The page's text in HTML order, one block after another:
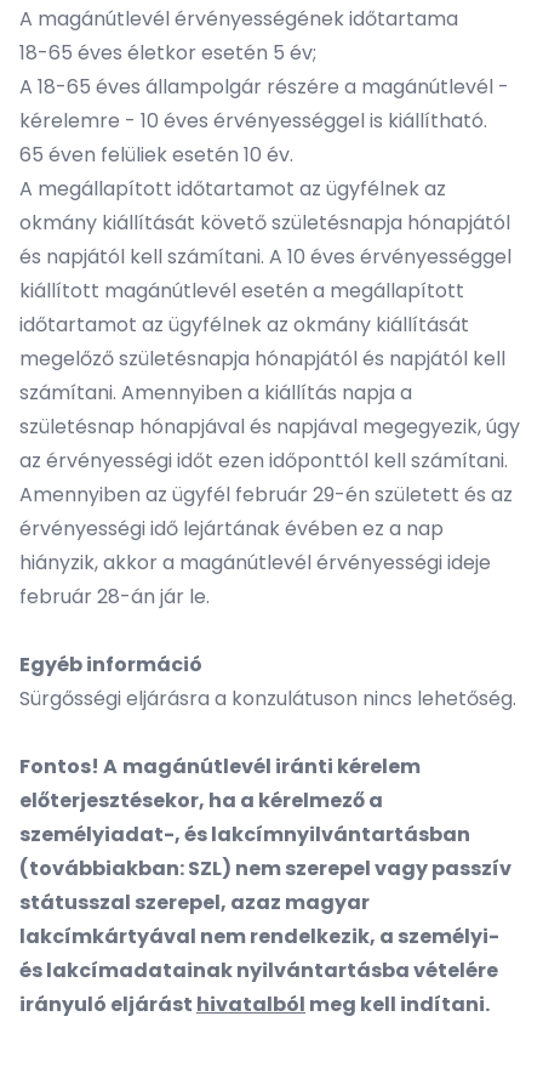
A magánútlevél érvényességének időtartama
18-65 éves életkor esetén 5 év;
A 18-65 éves állampolgár részére a magánútlevél -
kérelemre - 10 éves érvényességgel is kiállítható.
65 éven felüliek esetén 10 év.
A megállapított időtartamot az ügyfélnek az
okmány kiállítását követő születésnapja hónapjától
és napjától kell számítani. A 10 éves érvényességgel
kiállított magánútlevél esetén a megállapított
időtartamot az ügyfélnek az okmány kiállítását
megelőző születésnapja hónapjától és napjától kell
számítani. Amennyiben a kiállítás napja a
születésnap hónapjával és napjával megegyezik, úgy
az érvényességi időt ezen időponttól kell számítani.
Amennyiben az ügyfél február 29-én született és az
érvényességi idő lejártának évében ez a nap
hiányzik, akkor a magánútlevél érvényességi ideje
február 28-án jár le.
Egyéb információ
Sürgősségi eljárásra a konzulátuson nincs lehetőség.
Fontos! A magánútlevél iránti kérelem
előterjesztésekor, ha a kérelmező a
személyiadat-, és lakcímnyilvántartásban
(továbbiakban: SZL) nem szerepel vagy passzív
státusszal szerepel, azaz magyar
lakcímkártyával nem rendelkezik, a személyi-
és lakcímadatainak nyilvántartásba vételére
irányuló eljárást hivatalból meg kell indítani.